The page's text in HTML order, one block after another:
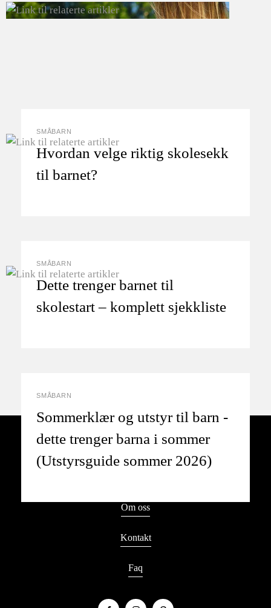
SMÅBARN
Hvordan velge riktig skolesekk
til barnet?
SMÅBARN
Dette trenger barnet til
skolestart – komplett sjekkliste
SMÅBARN
Sommerklær og utstyr til barn -
dette trenger barna i sommer
(Utstyrsguide sommer 2026)
Om oss
Kontakt
Faq